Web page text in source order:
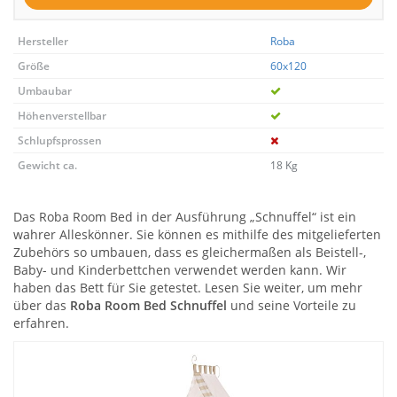
Hersteller
Roba
Größe
60x120
Umbaubar
Höhenverstellbar
Schlupfsprossen
Gewicht ca.
18 Kg
Das Roba Room Bed in der Ausführung „Schnuffel“ ist ein
wahrer Alleskönner. Sie können es mithilfe des mitgelieferten
Zubehörs so umbauen, dass es gleichermaßen als Beistell-,
Baby- und Kinderbettchen verwendet werden kann. Wir
haben das Bett für Sie getestet. Lesen Sie weiter, um mehr
über das Roba Room Bed Schnuffel und seine Vorteile zu
erfahren.